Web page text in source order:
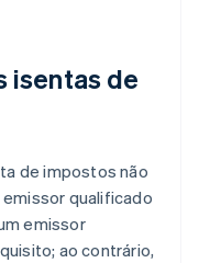
isentas de
de impostos não
qualificado
emissor
ao contrário,